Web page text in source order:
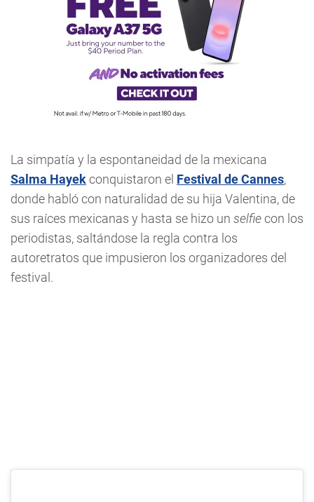
La simpatía y la espontaneidad de la mexicana
Salma Hayekconquistaron el Festival de Cannes,
donde habló con naturalidad de su hija Valentina, de
sus raíces mexicanas y hasta se hizo un selfiecon los
periodistas, saltándose la regla contra los
autoretratos que impusieron los organizadores del
festival.